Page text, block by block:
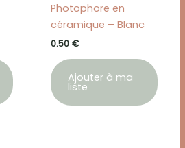
Photophore en
céramique – Blanc
0.50 €
Ajouter à ma
liste